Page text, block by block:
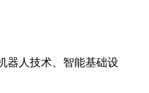
器人技术、智能基础设